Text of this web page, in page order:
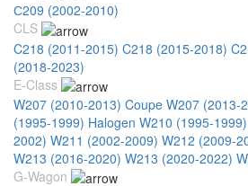
С209 (2002-2010)
CLS
C218 (2011-2015) C218 (2015-2018)
(2018-2023)
E-Class
W207 (2010-2013) Coupe W207 (2013-
(1995-1999) Halogen W210 (1995-
2002) W211 (2002-2009) W212 (2009-
W213 (2016-2020) W213 (2020-2022)
G-Wagon